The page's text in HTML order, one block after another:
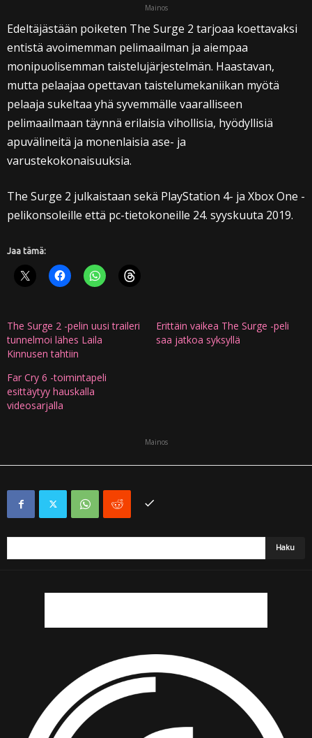
Mainos
Edeltäjästään poiketen The Surge 2 tarjoaa koettavaksi
entistä avoimemman pelimaailman ja aiempaa
monipuolisemman taistelujärjestelmän. Haastavan,
mutta pelaajaa opettavan taistelumekaniikan myötä
pelaaja sukeltaa yhä syvemmälle vaaralliseen
pelimaailmaan täynnä erilaisia vihollisia, hyödyllisiä
apuvälineitä ja monenlaisia ase- ja
varustekokonaisuuksia.
The Surge 2 julkaistaan sekä PlayStation 4- ja Xbox One -
pelikonsoleille että pc-tietokoneille 24. syyskuuta 2019.
Jaa tämä:
The Surge 2 -pelin uusi traileri
tunnelmoi lähes Laila
Kinnusen tahtiin
Erittäin vaikea The Surge -peli
saa jatkoa syksyllä
Far Cry 6 -toimintapeli
esittäytyy hauskalla
videosarjalla
Mainos